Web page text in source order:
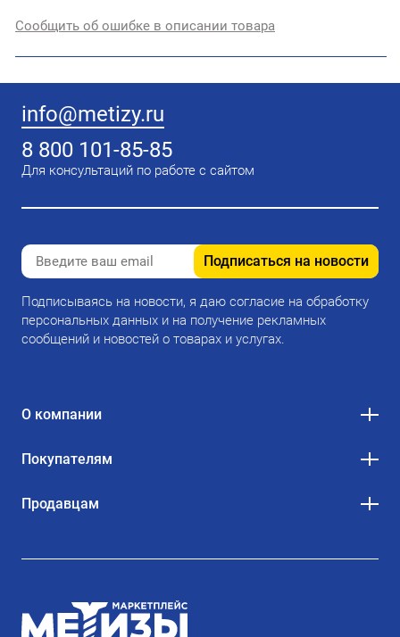
Сообщить об ошибке в описании товара
info@metizy.ru
8 800 101-85-85
Для консультаций по работе с сайтом
Подписаться на новости
Подписываясь на новости, я даю согласие на обработку
персональных данных и на получение рекламных
сообщений и новостей о товарах и услугах.
О компании
Покупателям
Продавцам